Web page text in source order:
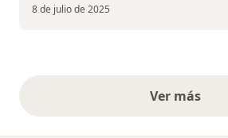
8 de julio de 2025
Ver más